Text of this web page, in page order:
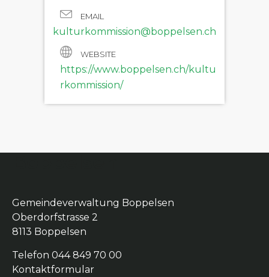
EMAIL
kulturkommission@boppelsen.ch
WEBSITE
https://www.boppelsen.ch/kultu
rkommission/
Gemeindeverwaltung Boppelsen
Oberdorfstrasse 2
8113 Boppelsen
Telefon 044 849 70 00
Kontaktformular